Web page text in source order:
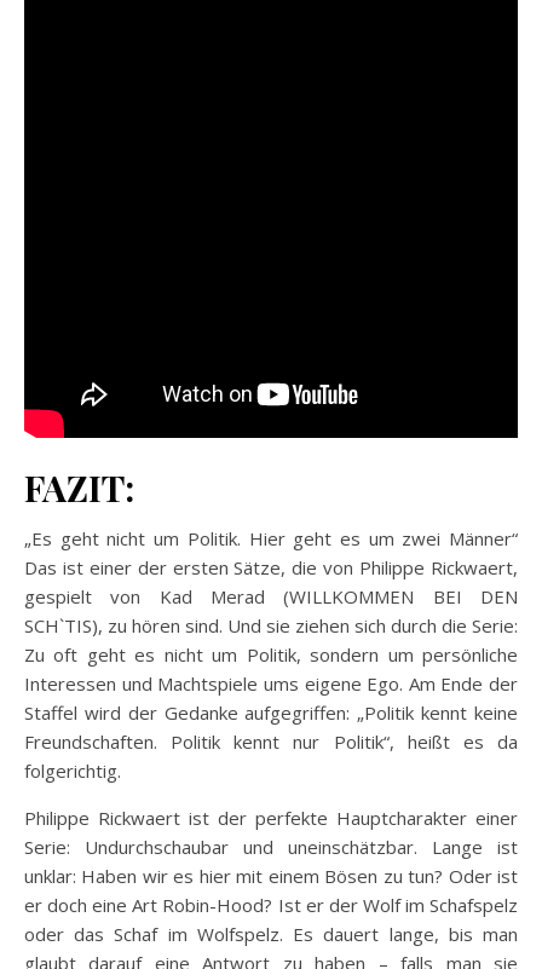
FAZIT:
„Es geht nicht um Politik. Hier geht es um zwei Männer“
Das ist einer der ersten Sätze, die von Philippe Rickwaert,
gespielt von Kad Merad (WILLKOMMEN BEI DEN
SCH`TIS), zu hören sind. Und sie ziehen sich durch die Serie:
Zu oft geht es nicht um Politik, sondern um persönliche
Interessen und Machtspiele ums eigene Ego. Am Ende der
Staffel wird der Gedanke aufgegriffen: „Politik kennt keine
Freundschaften. Politik kennt nur Politik“, heißt es da
folgerichtig.
Philippe Rickwaert ist der perfekte Hauptcharakter einer
Serie: Undurchschaubar und uneinschätzbar. Lange ist
unklar: Haben wir es hier mit einem Bösen zu tun? Oder ist
er doch eine Art Robin-Hood? Ist er der Wolf im Schafspelz
oder das Schaf im Wolfspelz. Es dauert lange, bis man
glaubt darauf eine Antwort zu haben – falls man sie